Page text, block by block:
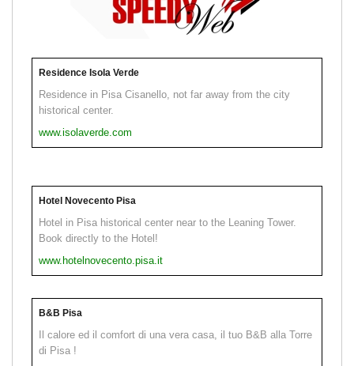
Residence Isola Verde
Residence in Pisa Cisanello, not far away from the city
historical center.
www.isolaverde.com
Hotel Novecento Pisa
Hotel in Pisa historical center near to the Leaning Tower.
Book directly to the Hotel!
www.hotelnovecento.pisa.it
B&B Pisa
Il calore ed il comfort di una vera casa, il tuo B&B alla Torre
di Pisa !